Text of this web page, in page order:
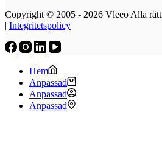
Copyright © 2005 - 2026 Vleeo Alla
| Integritetspolicy
Hem
Anpassad
Anpassad
Anpassad